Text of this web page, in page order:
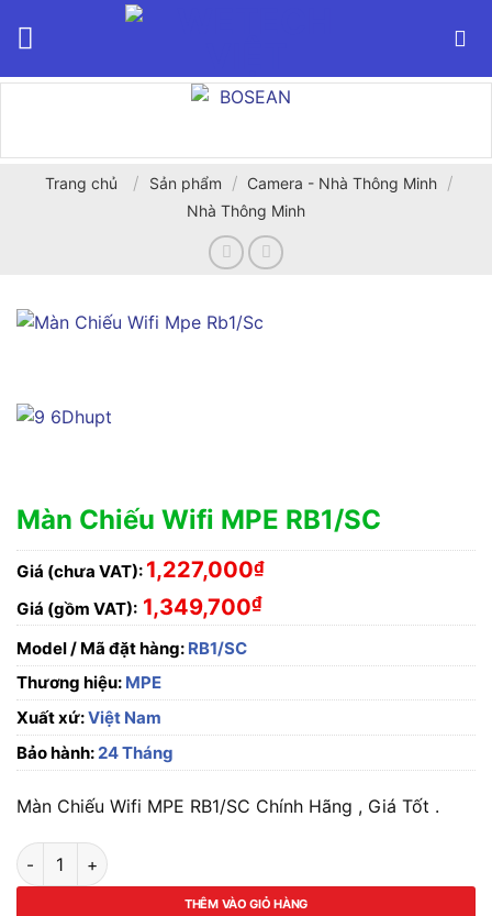
Trang chủ / Sản phẩm / Camera - Nhà Thông Minh /
Nhà Thông Minh
Màn Chiếu Wifi MPE RB1/SC
Giá (chưa VAT): 1,227,000₫
Giá (gồm VAT): 1,349,700₫
Model / Mã đặt hàng: RB1/SC
Thương hiệu: MPE
Xuất xứ:Việt Nam
Bảo hành: 24 Tháng
Màn Chiếu Wifi MPE RB1/SC Chính Hãng , Giá Tốt .
Màn Chiếu Wifi MPE RB1/SC số lượng
THÊM VÀO GIỎ HÀNG